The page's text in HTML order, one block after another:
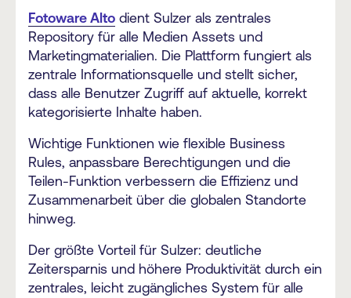
Fotoware Alto dient Sulzer als zentrales
Repository für alle Medien Assets und
Marketingmaterialien. Die Plattform fungiert als
zentrale Informationsquelle und stellt sicher,
dass alle Benutzer Zugriff auf aktuelle, korrekt
kategorisierte Inhalte haben.
Wichtige Funktionen wie flexible Business
Rules, anpassbare Berechtigungen und die
Teilen-Funktion verbessern die Effizienz und
Zusammenarbeit über die globalen Standorte
hinweg.
Der größte Vorteil für Sulzer: deutliche
Zeitersparnis und höhere Produktivität durch ein
zentrales, leicht zugängliches System für alle